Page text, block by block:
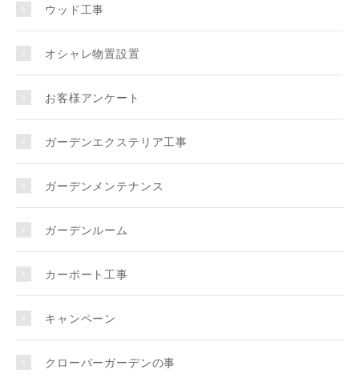
ウッド工事
オシャレ物置設置
お客様アンケート
ガーデンエクステリア工事
ガーデンメンテナンス
ガーデンルーム
カーポート工事
キャンペーン
クローバーガーデンの事